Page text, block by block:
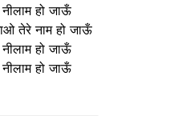
हो जाऊँ
तेरे नाम हो जाऊँ
हो जाऊँ
हो जाऊँ